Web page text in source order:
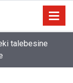
talebesine